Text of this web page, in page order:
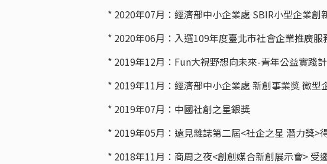
* 2020年07月：經濟部中小企業處 SBIR小型企業創
* 2020年06月：入選109年度臺北市社會企業推廣
* 2019年12月：Fun大視野想向未來-青年公益實踐
* 2019年11月：經濟部中小企業處 新創事業獎 微型
* 2019年07月：中國社創之星銀獎
* 2019年05月：遠見雜誌第二屆<社企之星 潛力獎>
* 2018年11月：商周之夜<創創媒合新創展示會> 受